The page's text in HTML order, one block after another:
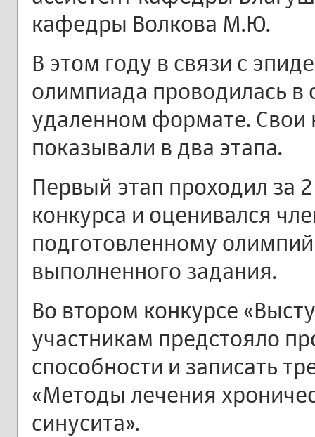
кафедры Волкова М.Ю.
В этом году в связи с
олимпиада проводилась
удаленном формате. Свои
показывали в два этапа.
Первый этап проходил за
конкурса и оценивался
подготовленному
выполненного задания.
Во втором конкурсе
участникам предстояло
способности и записать
«Методы лечения
синусита».